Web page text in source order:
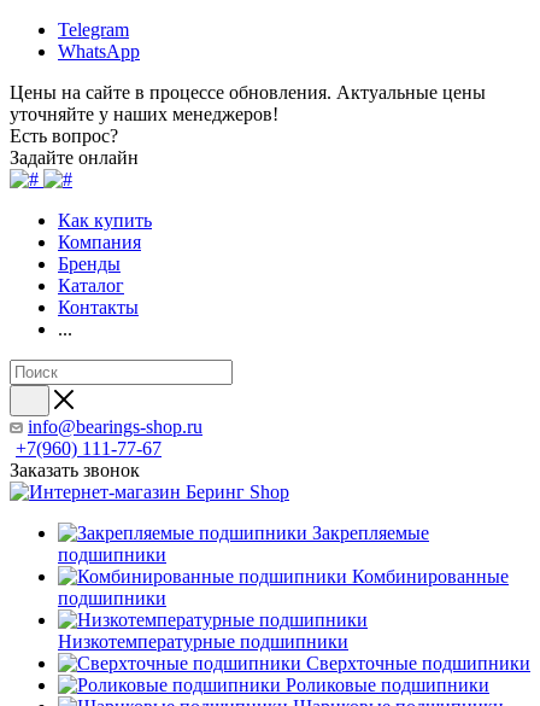
Telegram
WhatsApp
Цены на сайте в процессе обновления. Актуальные цены
уточняйте у наших менеджеров!
Есть вопрос?
Задайте онлайн
Как купить
Компания
Бренды
Каталог
Контакты
...
info@bearings-shop.ru
+7(960) 111-77-67
Заказать звонок
Закрепляемые
подшипники
Комбинированные
подшипники
Низкотемпературные подшипники
Сверхточные подшипники
Роликовые подшипники